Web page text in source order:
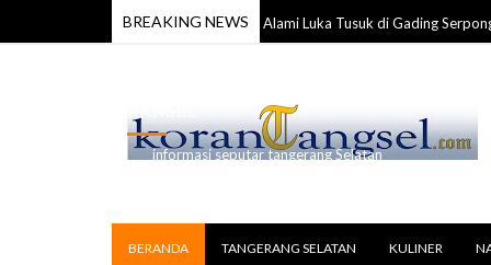
BREAKING NEWS
Anggota TNI Ditemukan Tewas Alami Luka Tusuk di Gading Serpong
informasi seputar tangerang Selatan
BERANDA TANGERANG SELATAN KULINER